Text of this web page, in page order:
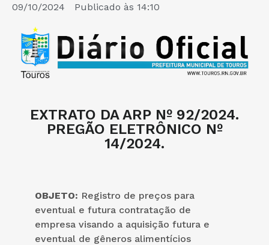
09/10/2024 Publicado às 14:10
EXTRATO DA ARP Nº 92/2024.
PREGÃO ELETRÔNICO Nº
14/2024.
OBJETO: Registro de preços para
eventual e futura contratação de
empresa visando a aquisição futura e
eventual de gêneros alimentícios